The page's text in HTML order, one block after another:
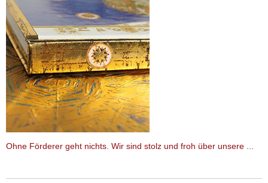
Ohne Förderer geht nichts. Wir sind stolz und froh über unsere ...